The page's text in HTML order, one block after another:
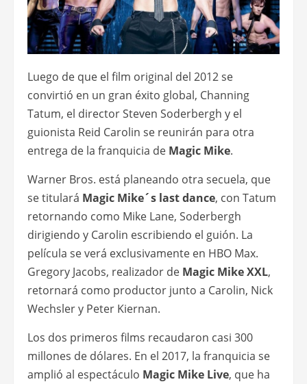
Luego de que el film original del 2012 se
convirtió en un gran éxito global, Channing
Tatum, el director Steven Soderbergh y el
guionista Reid Carolin se reunirán para otra
entrega de la franquicia de Magic Mike.
Warner Bros. está planeando otra secuela, que
se titulará Magic Mike´s last dance, con Tatum
retornando como Mike Lane, Soderbergh
dirigiendo y Carolin escribiendo el guión. La
película se verá exclusivamente en HBO Max.
Gregory Jacobs, realizador de Magic Mike XXL,
retornará como productor junto a Carolin, Nick
Wechsler y Peter Kiernan.
Los dos primeros films recaudaron casi 300
millones de dólares. En el 2017, la franquicia se
amplió al espectáculo Magic Mike Live, que ha